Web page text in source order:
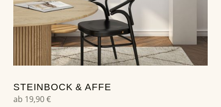
STEINBOCK & AFFE
ab 19,90€